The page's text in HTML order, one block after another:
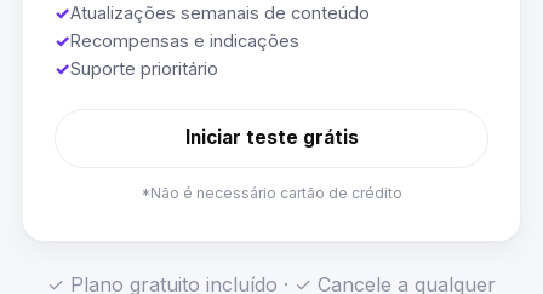
✓Atualizações semanais de conteúdo
✓Recompensas e indicações
✓Suporte prioritário
Iniciar teste grátis
*Não é necessário cartão de crédito
✓ Plano gratuito incluído · ✓ Cancele a qualquer